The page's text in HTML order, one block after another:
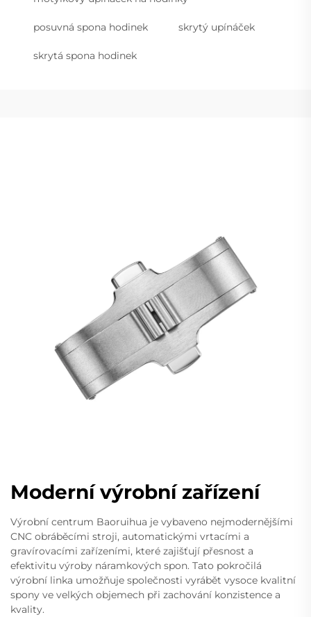
posuvná spona hodinek skrytý upínáček
skrytá spona hodinek
Moderní výrobní zařízení
Výrobní centrum Baoruihua je vybaveno nejmodernějšími
CNC obráběcími stroji, automatickými vrtacími a
gravírovacími zařízeními, které zajišťují přesnost a
efektivitu výroby náramkových spon. Tato pokročilá
výrobní linka umožňuje společnosti vyrábět vysoce kvalitní
spony ve velkých objemech při zachování konzistence a
kvality.